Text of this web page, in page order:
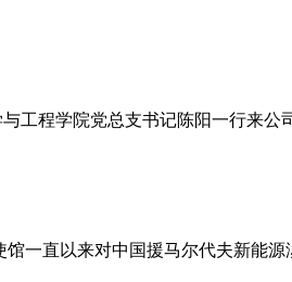
工程学院党总支书记陈阳一行来公
一直以来对中国援马尔代夫新能